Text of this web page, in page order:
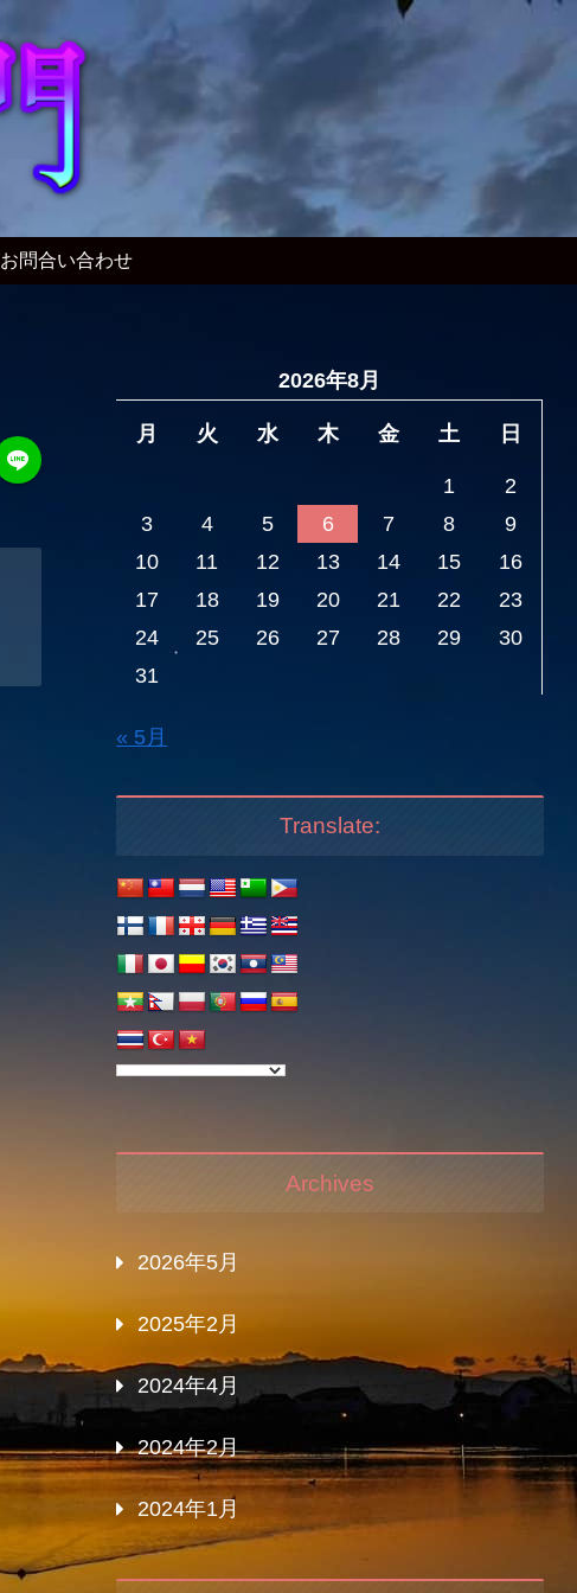
お問合い合わせ
2026年8月
月 火 水 木 金 土 日
1
2
3
4 5 6 7 8
9
10
11 12 13 14 15
16
17
18 19 20 21 22
23
24
25 26 27 28 29
30
31
« 5月
Translate:
Archives
2026年5月
2025年2月
2024年4月
2024年2月
2024年1月